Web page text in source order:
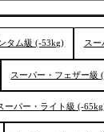
タム級 (-53kg) スー
スーパー・フェザー級
ーパー・ライト級 (-